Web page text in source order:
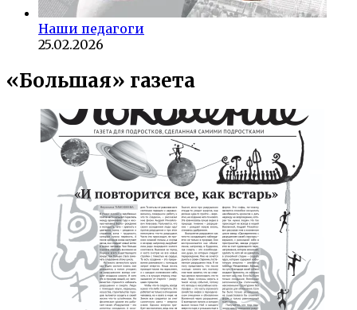
Наши педагоги
25.02.2026
«Большая» газета